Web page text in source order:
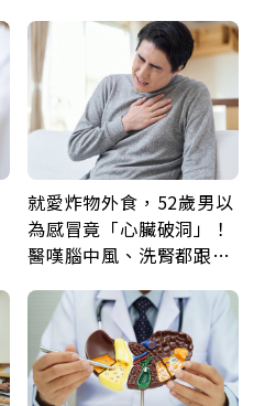
就愛炸物外食，52歲男以
為感冒竟「心臟破洞」！
醫嘆腦中風、洗腎都跟它